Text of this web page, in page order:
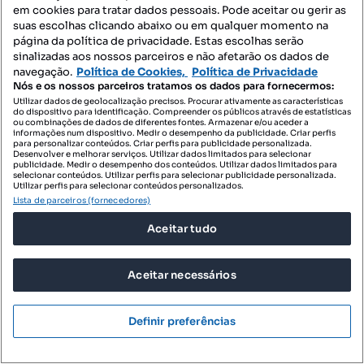
111,94 €/m²
Terreno Rústico com Elevado Potencial de
Valorização | Rio de Mouro...
São João das Lampas, São João das Lampas e Terrugem, Sintra, Lisboa
em cookies para tratar dados pessoais. Pode aceitar ou gerir as
suas escolhas clicando abaixo ou em qualquer momento na
página da política de privacidade. Estas escolhas serão
sinalizadas aos nossos parceiros e não afetarão os dados de
navegação. Política de Cookies, Política de Privacidade
Nós e os nossos parceiros tratamos os dados para fornecermos:
Utilizar dados de geolocalização precisos. Procurar ativamente as características
do dispositivo para identificação. Compreender os públicos através de estatísticas
ou combinações de dados de diferentes fontes. Armazenar e/ou aceder a
informações num dispositivo. Medir o desempenho da publicidade. Criar perfis
para personalizar conteúdos. Criar perfis para publicidade personalizada.
Desenvolver e melhorar serviços. Utilizar dados limitados para selecionar
publicidade. Medir o desempenho dos conteúdos. Utilizar dados limitados para
selecionar conteúdos. Utilizar perfis para selecionar publicidade personalizada.
Utilizar perfis para selecionar conteúdos personalizados.
Lista de parceiros (fornecedores)
Aceitar tudo
Aceitar necessários
Definir preferências